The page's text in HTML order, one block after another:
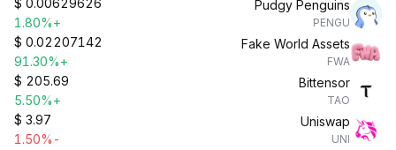
Pudgy Penguins
PENGU
$ 0.00629626
+1.80%
Fake World Assets
FWA
$ 0.02207142
+91.30%
Bittensor
TAO
$ 205.69
+5.50%
Uniswap
UNI
$ 3.97
-1.50%